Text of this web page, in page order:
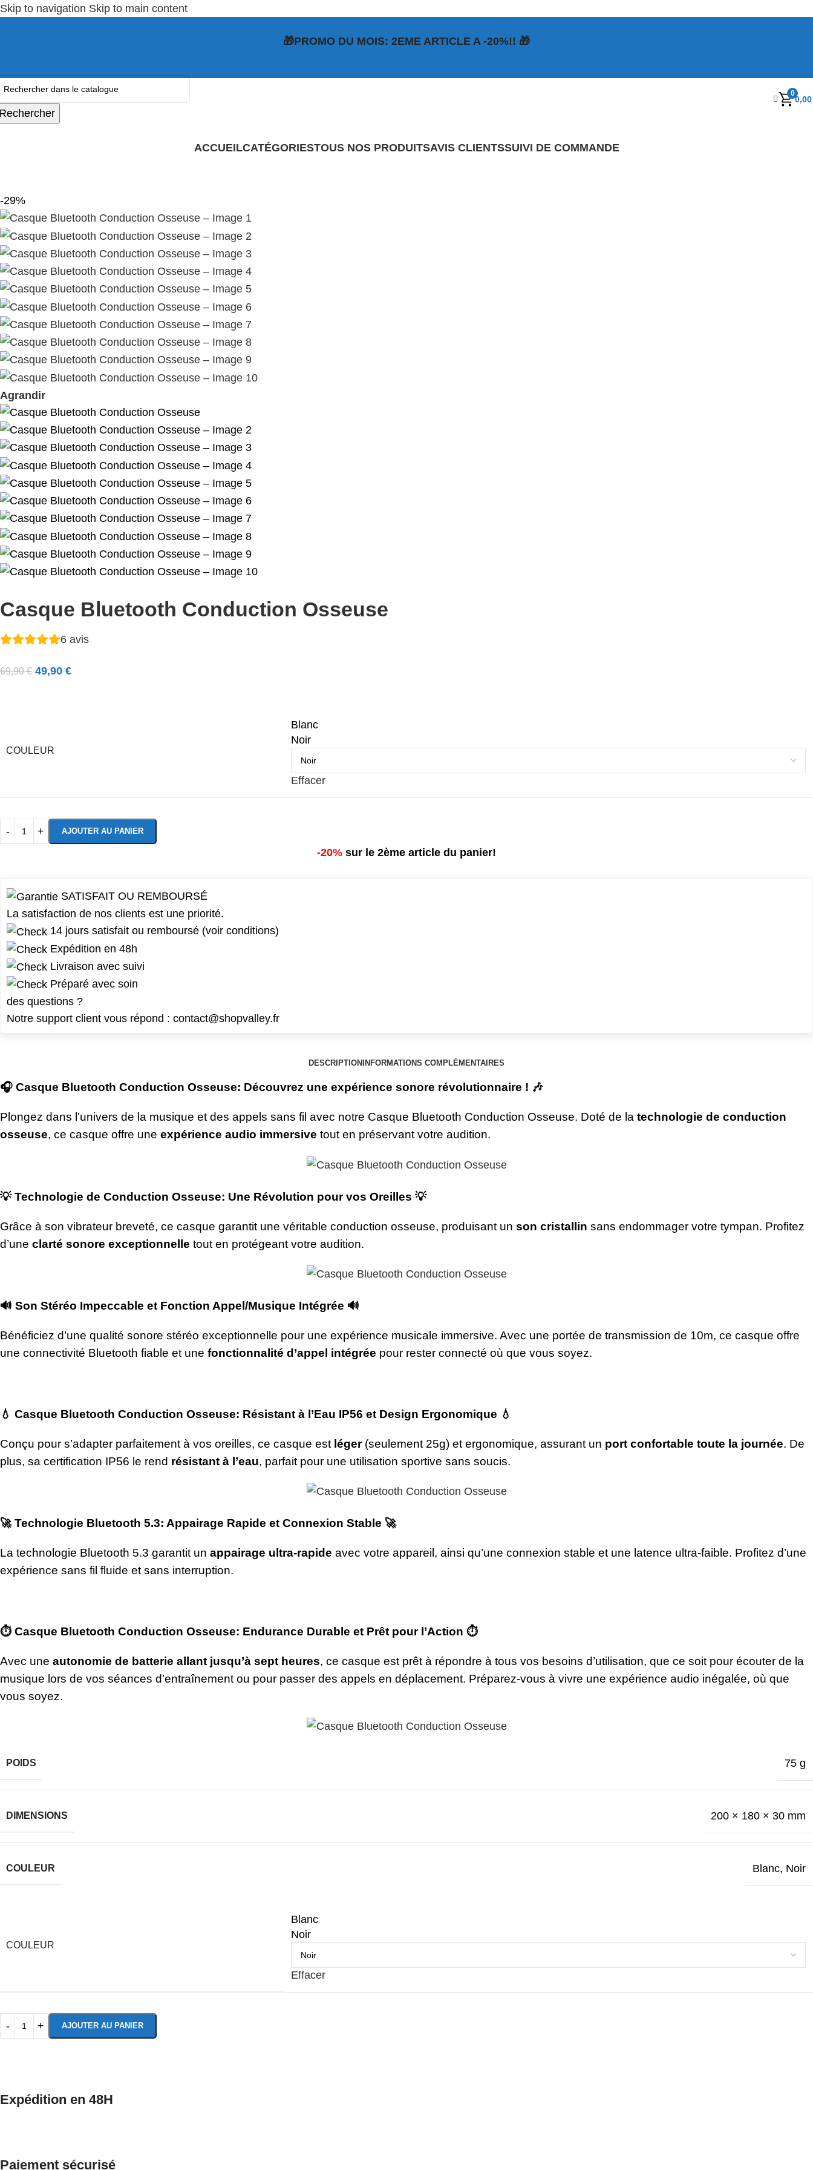
Skip to navigation Skip to main content
🎁PROMO DU MOIS: 2EME ARTICLE A -20%!! 🎁
0
ACCUEILCATÉGORIESTOUS NOS PRODUITSAVIS CLIENTSSUIVI DE COMMANDE
-29%
Agrandir
Casque Bluetooth Conduction Osseuse
6 avis
69,90€ 49,90 €
COULEUR
Blanc
Noir
Effacer
AJOUTER AU PANIER
-20% sur le 2ème article du panier!
SATISFAIT OU REMBOURSÉ
La satisfaction de nos clients est une priorité.
14 jours satisfait ou remboursé (voir conditions)
Expédition en 48h
Livraison avec suivi
Préparé avec soin
des questions ?
Notre support client vous répond : contact@shopvalley.fr
DESCRIPTION INFORMATIONS COMPLÉMENTAIRES
🎧 Casque Bluetooth Conduction Osseuse: Découvrez une expérience sonore révolutionnaire ! 🎶
Plongez dans l’univers de la musique et des appels sans fil avec notre Casque Bluetooth Conduction Osseuse. Doté de la technologie de conduction
osseuse, ce casque offre une expérience audio immersive tout en préservant votre audition.
💡Technologie de Conduction Osseuse: Une Révolution pour vos Oreilles 💡
Grâce à son vibrateur breveté, ce casque garantit une véritable conduction osseuse, produisant un son cristallin sans endommager votre tympan. Profitez
d’une clarté sonore exceptionnelle tout en protégeant votre audition.
🔊 Son Stéréo Impeccable et Fonction Appel/Musique Intégrée 🔊
Bénéficiez d’une qualité sonore stéréo exceptionnelle pour une expérience musicale immersive. Avec une portée de transmission de 10m, ce casque offre
une connectivité Bluetooth fiable et une fonctionnalité d’appel intégrée pour rester connecté où que vous soyez.
💧 Casque Bluetooth Conduction Osseuse: Résistant à l’Eau IP56 et Design Ergonomique 💧
Conçu pour s’adapter parfaitement à vos oreilles, ce casque est léger(seulement 25g) et ergonomique, assurant un port confortable toute la journée. De
plus, sa certification IP56 le rend résistant à l’eau, parfait pour une utilisation sportive sans soucis.
🚀Technologie Bluetooth 5.3: Appairage Rapide et Connexion Stable 🚀
La technologie Bluetooth 5.3 garantit un appairage ultra-rapide avec votre appareil, ainsi qu’une connexion stable et une latence ultra-faible. Profitez d’une
expérience sans fil fluide et sans interruption.
⏱️ Casque Bluetooth Conduction Osseuse: Endurance Durable et Prêt pour l’Action ⏱️
Avec une autonomie de batterie allant jusqu’à sept heures, ce casque est prêt à répondre à tous vos besoins d’utilisation, que ce soit pour écouter de la
musique lors de vos séances d’entraînement ou pour passer des appels en déplacement. Préparez-vous à vivre une expérience audio inégalée, où que
vous soyez.
POIDS 75 g
DIMENSIONS 200 × 180 × 30 mm
COULEUR Blanc, Noir
COULEUR
Blanc
Noir
Effacer
AJOUTER AU PANIER
Expédition en 48H
Paiement sécurisé